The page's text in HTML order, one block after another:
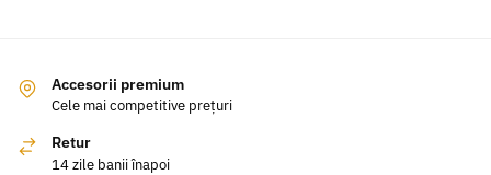
Accesorii premium
Cele mai competitive prețuri
Retur
14 zile banii înapoi